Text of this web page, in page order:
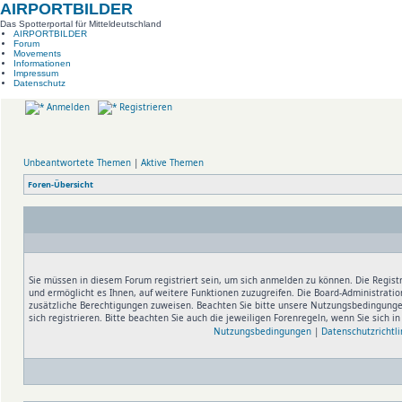
AIRPORTBILDER
Das Spotterportal für Mitteldeutschland
AIRPORTBILDER
Forum
Movements
Informationen
Impressum
Datenschutz
Anmelden Registrieren
Unbeantwortete Themen | Aktive Themen
Foren-Übersicht
Sie müssen in diesem Forum registriert sein, um sich anmelden zu können. Die
und ermöglicht es Ihnen, auf weitere Funktionen zuzugreifen. Die Board-
zusätzliche Berechtigungen zuweisen. Beachten Sie bitte unsere
sich registrieren. Bitte beachten Sie auch die jeweiligen Forenregeln, wenn Sie sich
Nutzungsbedingungen |